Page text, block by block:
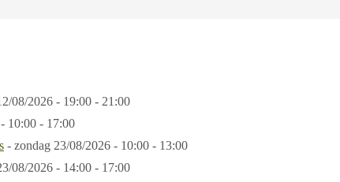
08/2026 - 19:00 - 21:00
10:00 - 17:00
- zondag 23/08/2026 - 10:00 - 13:00
08/2026 - 14:00 - 17:00